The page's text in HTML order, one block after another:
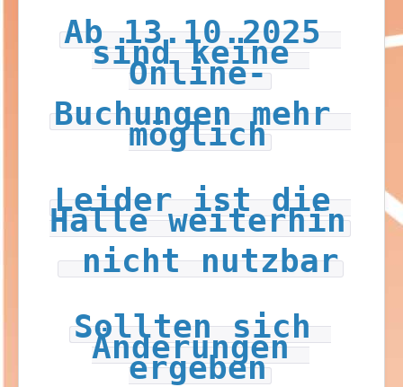
Ab 13.10.2025
sind keine
Online-
Buchungen mehr
möglich
Leider ist die
Halle weiterhin
nicht nutzbar
Sollten sich
Änderungen
ergeben